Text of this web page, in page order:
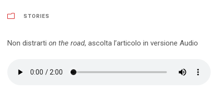
STORIES
Non distrarti on the road, ascolta l’articolo in versione Audio